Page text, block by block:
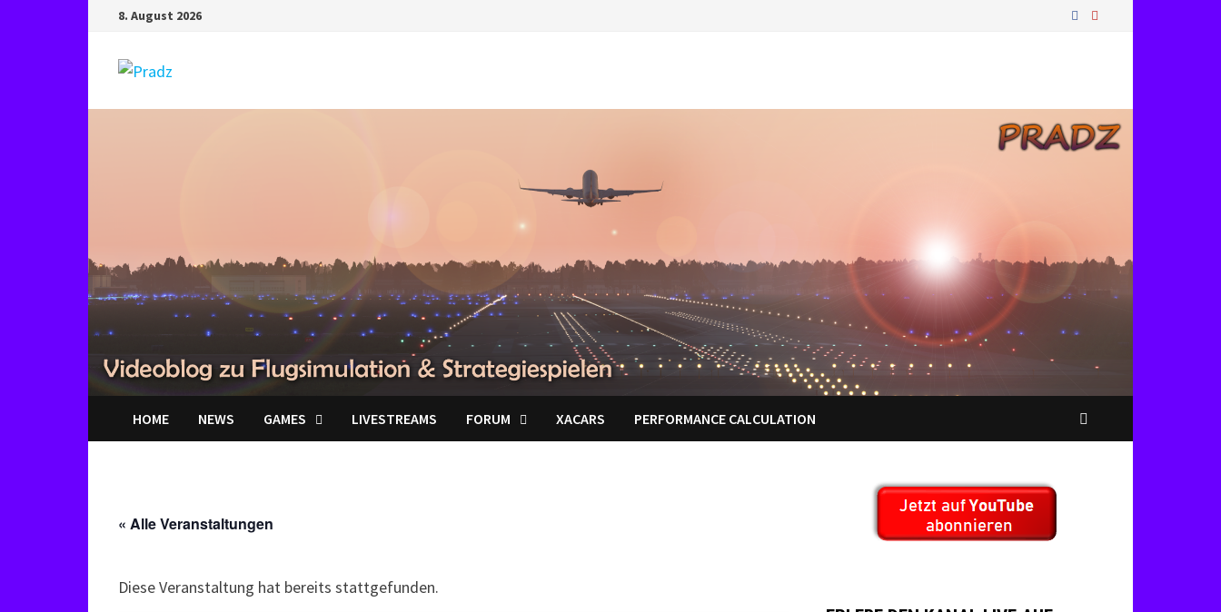
springen
8. August 2026
HOME NEWS GAMES LIVESTREAMS FORUM XACARS PERFORMANCE CALCULATION
« Alle Veranstaltungen
Diese Veranstaltung hat bereits stattgefunden.